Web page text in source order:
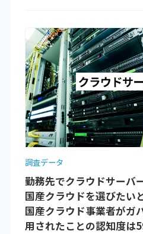
調査データ
勤務先でクラウドサーバ
国産クラウドを選びたい
国産クラウド事業者がガ
用されたことの認知度は